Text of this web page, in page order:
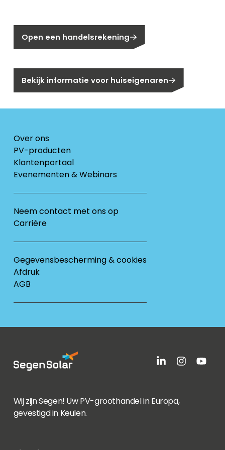
Open een handelsrekening
Bekijk informatie voor huiseigenaren
Over ons
PV-producten
Klantenportaal
Evenementen & Webinars
Neem contact met ons op
Carrière
Gegevensbescherming & cookies
Afdruk
AGB
Wij zijn Segen! Uw PV-groothandel in Europa,
gevestigd in Keulen.